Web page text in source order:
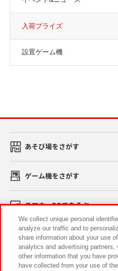
入荷プライズ
設置ゲーム機
あそび場をさがす
ゲーム機をさがす
スマホ・PCであそぶ
イベント・キャンペーン
We collect unique personal
analyze our traffic and to
share information about your use
analytics and advertising
other information that you have
have collected from your use of